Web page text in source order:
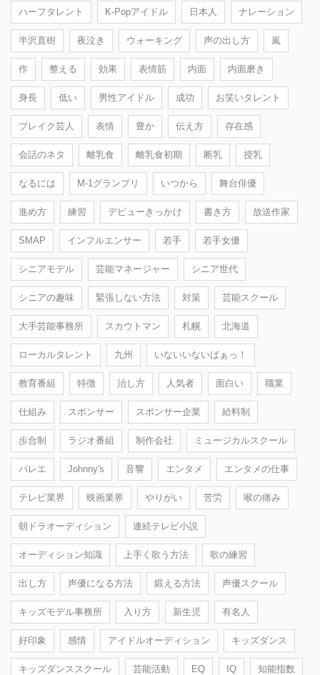
ハーフタレント K-Popアイドル 日本人 ナレーション
半沢直樹 夜泣き ウォーキング 声の出し方 嵐
作 整える 効果 表情筋 内面 内面磨き
身長 低い 男性アイドル 成功 お笑いタレント
ブレイク芸人 表情 豊か 伝え方 存在感
会話のネタ 離乳食 離乳食初期 断乳 授乳
なるには M-1グランプリ いつから 舞台俳優
進め方 練習 デビューきっかけ 書き方 放送作家
SMAP インフルエンサー 若手 若手女優
シニアモデル 芸能マネージャー シニア世代
シニアの趣味 緊張しない方法 対策 芸能スクール
大手芸能事務所 スカウトマン 札幌 北海道
ローカルタレント 九州 いないいないばぁっ！
教育番組 特徴 治し方 人気者 面白い 職業
仕組み スポンサー スポンサー企業 給料制
歩合制 ラジオ番組 制作会社 ミュージカルスクール
バレエ Johnny's 音響 エンタメ エンタメの仕事
テレビ業界 映画業界 やりがい 苦労 喉の痛み
朝ドラオーディション 連続テレビ小説
オーディション知識 上手く歌う方法 歌の練習
出し方 声優になる方法 鍛える方法 声優スクール
キッズモデル事務所 入り方 新生児 有名人
好印象 感情 アイドルオーディション キッズダンス
キッズダンススクール 芸能活動 EQ IQ 知能指数